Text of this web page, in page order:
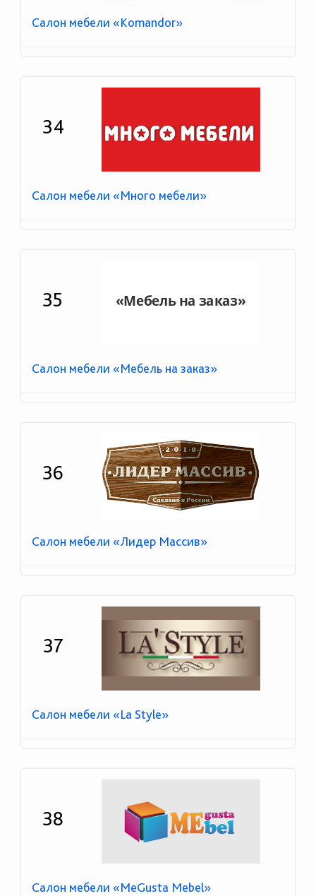
Салон мебели «Komandor»
34
Салон мебели «Много мебели»
35
Салон мебели «Мебель на заказ»
36
Салон мебели «Лидер Массив»
37
Салон мебели «La Style»
38
Салон мебели «MeGusta Mebel»